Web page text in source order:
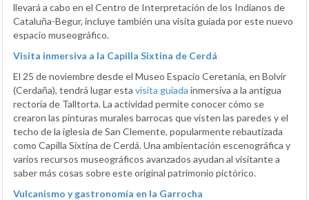
llevará a cabo en el Centro de Interpretación de los Indianos de
Cataluña-Begur, incluye también una visita guiada por este nuevo
espacio museográfico.
Visita inmersiva a la Capilla Sixtina de Cerdá
El 25 de noviembre desde el Museo Espacio Ceretania, en Bolvir
(Cerdaña), tendrá lugar esta visita guiada inmersiva a la antigua
rectoría de Talltorta. La actividad permite conocer cómo se
crearon las pinturas murales barrocas que visten las paredes y el
techo de la iglesia de San Clemente, popularmente rebautizada
como Capilla Sixtina de Cerdá. Una ambientación escenográfica y
varios recursos museográficos avanzados ayudan al visitante a
saber más cosas sobre este original patrimonio pictórico.
Vulcanismo y gastronomía en la Garrocha